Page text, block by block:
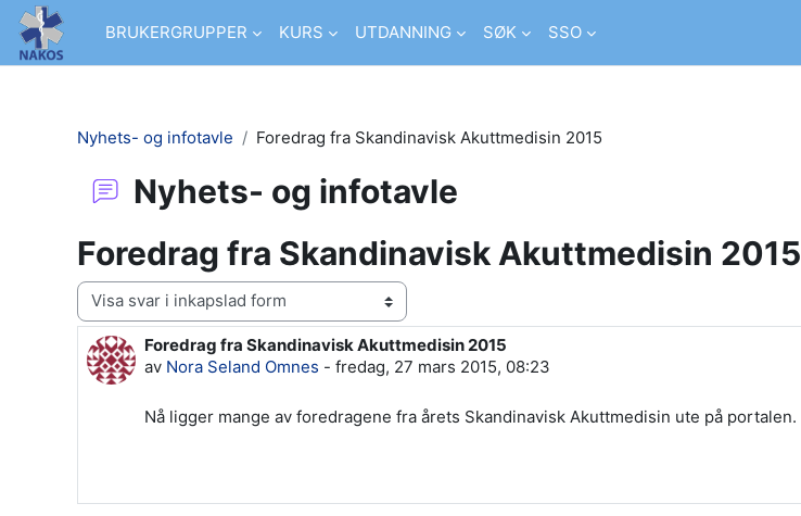
Gå direkt till huvudinnehåll
BRUKERGRUPPER
KURS UTDANNING SØK SSO
Nyhets- og infotavle Foredrag fra Skandinavisk Akuttmedisin 2015
Nyhets- og infotavle
Foredrag fra Skandinavisk Akuttmedisin 2015
Visningsläge
Foredrag fra Skandinavisk Akuttmedisin 2015
av Nora Seland Omnes - fredag, 27 mars 2015, 08:23
Antal svar: 0
Nå ligger mange av foredragene fra årets Skandinavisk Akuttmedisin ute på portalen.